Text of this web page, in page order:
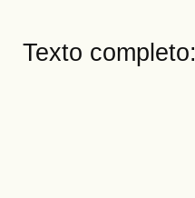
Texto completo: